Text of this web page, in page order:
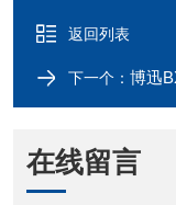
返回列表
下一个： 博迅
在线留言